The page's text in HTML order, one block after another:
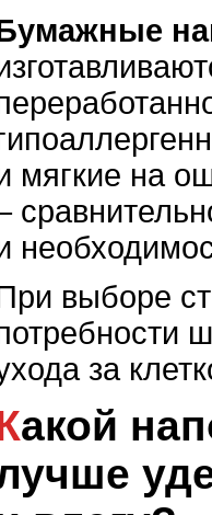
мягкие на
выборе
за